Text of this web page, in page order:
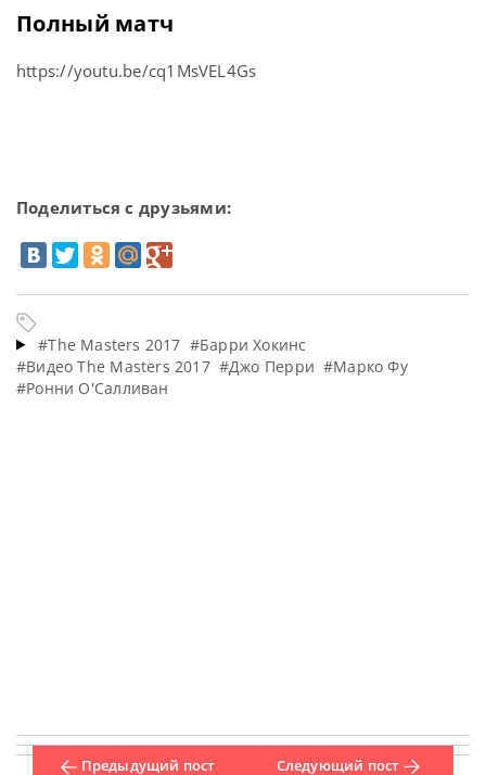
Полный матч
https://youtu.be/cq1MsVEL4Gs
Поделиться с друзьями:
#The Masters 2017 #Барри Хокинс
#Видео The Masters 2017 #Джо Перри #Марко Фу
#Ронни О'Салливан
Предыдущий пост Следующий пост